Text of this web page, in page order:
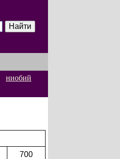
ниобий
700